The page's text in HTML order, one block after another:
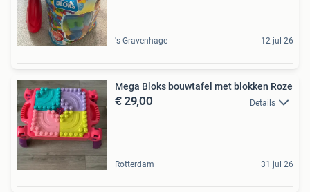
's-Gravenhage 12 jul 26
Mega Bloks bouwtafel met blokken Roze
€ 29,00 Details
Rotterdam 31 jul 26